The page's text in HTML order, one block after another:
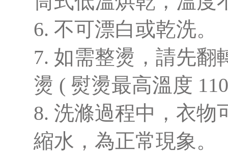
6. 不可漂白或乾洗。
7. 如需整燙，請先翻
燙 ( 熨燙最高溫度
8. 洗滌過程中，衣物
縮水，為正常現象。